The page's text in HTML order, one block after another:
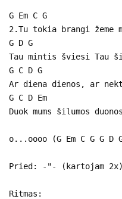
G Em C G
2.Tu tokia brangi žeme
G D G
Tau mintis šviesi Tau
G C D G
Ar diena dienos, ar
G C D Em
Duok mums šilumos
o...oooo (G Em C G G D
Pried: -"- (kartojam 2x)
Ritmas: